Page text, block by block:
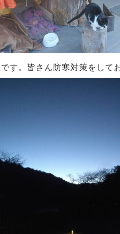
す。皆さん防寒対策をして